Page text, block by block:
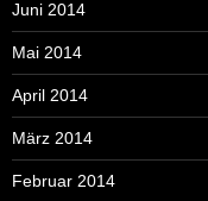
Juni 2014
Mai 2014
April 2014
März 2014
Februar 2014